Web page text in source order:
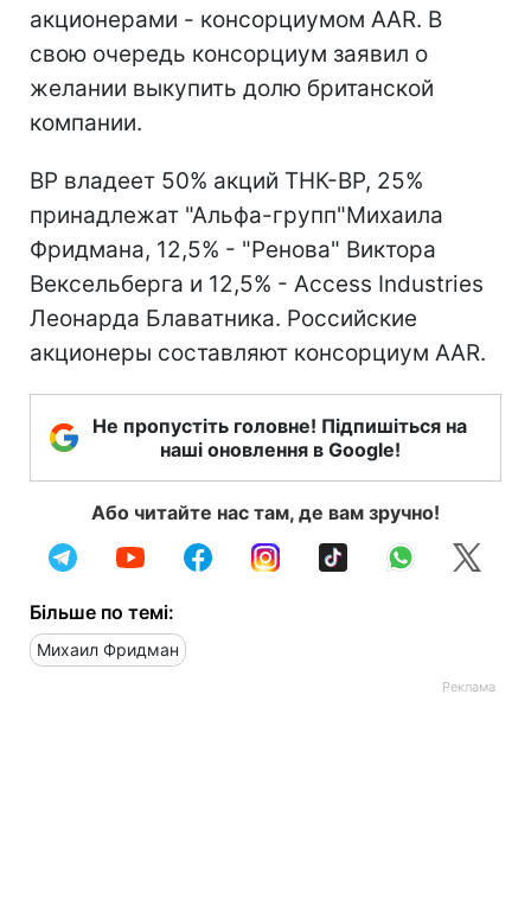
акционерами - консорциумом AAR. В
свою очередь консорциум заявил о
желании выкупить долю британской
компании.
ВР владеет 50% акций ТНК-ВР, 25%
принадлежат "Альфа-групп"Михаила
Фридмана, 12,5% - "Ренова" Виктора
Вексельберга и 12,5% - Access Industries
Леонарда Блаватника. Российские
акционеры составляют консорциум AAR.
Не пропустіть головне! Підпишіться на
наші оновлення в Google!
Або читайте нас там, де вам зручно!
Більше по темі:
Михаил Фридман